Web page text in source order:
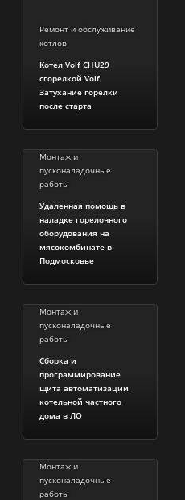
Ремонт и обслуживание
котлов
Котел Volf CHU29
сгорелкой Volf.
Затухание горелки
после старта
Монтаж и
пусконаладочные
работы
Удаленная помощь в
наладке горелочного
оборудования на
мясокомбинате в
Подмосковье
Монтаж и
пусконаладочные
работы
Сборка и
программирование
щита автоматизации
котельной частного
дома в ЛО
Монтаж и
пусконаладочные
работы